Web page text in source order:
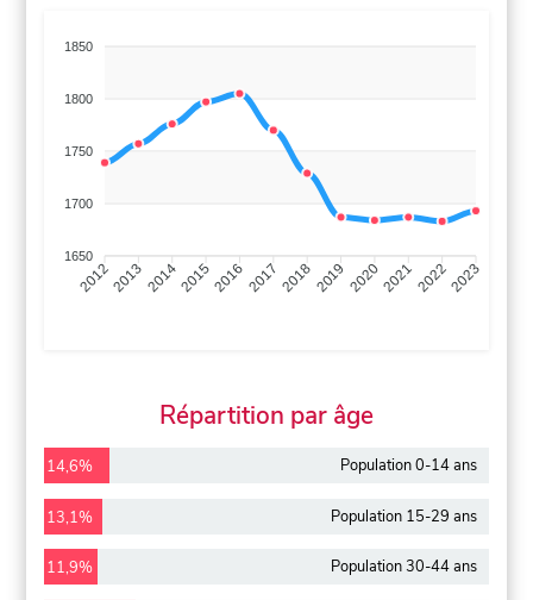
1850
1800
1750
1700
1650
201220132014201520162017 20182019 2020202120222023
Répartition par âge
14,6% Population 0-14 ans
13,1% Population 15-29 ans
11,9% Population 30-44 ans